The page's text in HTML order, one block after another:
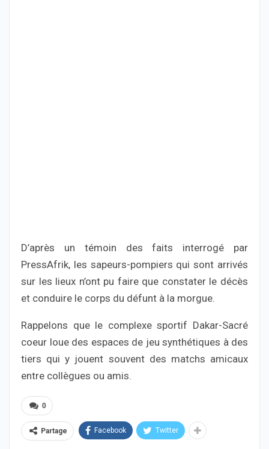
D’après un témoin des faits interrogé par
PressAfrik, les sapeurs-pompiers qui sont arrivés
sur les lieux n’ont pu faire que constater le décès
et conduire le corps du défunt à la morgue.
Rappelons que le complexe sportif Dakar-Sacré
coeur loue des espaces de jeu synthétiques à des
tiers qui y jouent souvent des matchs amicaux
entre collègues ou amis.
0
Partage Facebook Twitter